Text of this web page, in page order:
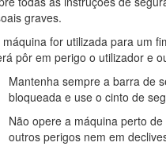
graves.
máquina for utilizada para um
pôr em perigo o utilizador e
Mantenha sempre a barra de
bloqueada e use o cinto de
Não opere a máquina perto
outros perigos nem em
sentado tem como
residenciais ou
como utilizar o produto,
é da exclusiva
para obter informações
ou para registar o seu
sobre a garantia ou para
exemplar da garantia do